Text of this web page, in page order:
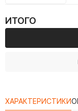
ИТОГО
ХАРАКТЕРИСТИКИ